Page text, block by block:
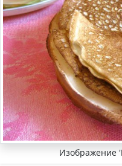
Изображение '